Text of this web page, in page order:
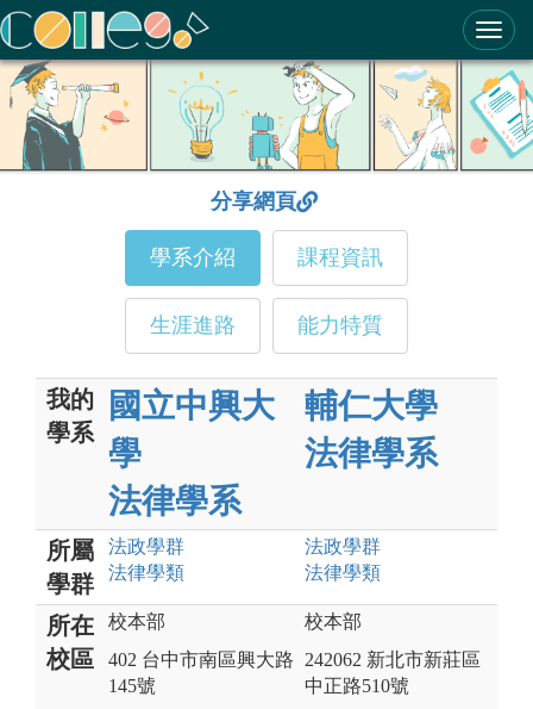
ColleGo! 大學選才與高中育才輔助系統
分享網頁
學系介紹 課程資訊
生涯進路 能力特質
我的
學系
國立中興大
學
法律學系
輔仁大學
法律學系
所屬
學群
法政學群
法律學類
法政學群
法律學類
所在
校區
校本部
402 台中市南區興大路
145號
校本部
242062 新北市新莊區
中正路510號